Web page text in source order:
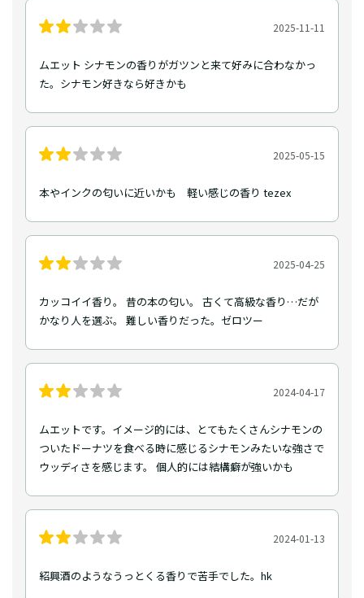
2025-11-11
ムエット シナモンの香りがガツンと来て好みに合わなかっ
た。シナモン好きなら好きかも
2025-05-15
本やインクの匂いに近いかも 軽い感じの香り tezex
2025-04-25
カッコイイ香り。 昔の本の匂い。 古くて高級な香り…だが
かなり人を選ぶ。 難しい香りだった。ゼロツー
2024-04-17
ムエットです。イメージ的には、とてもたくさんシナモンの
ついたドーナツを食べる時に感じるシナモンみたいな強さで
ウッディさを感じます。 個人的には結構癖が強いかも
2024-01-13
紹興酒のようなうっとくる香りで苦手でした。hk